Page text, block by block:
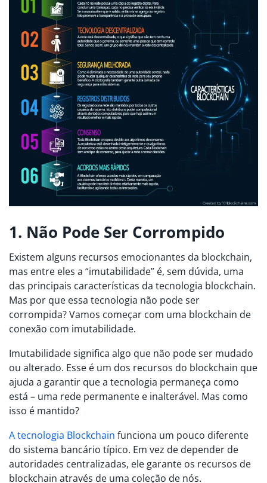
1. Não Pode Ser Corrompido
Existem alguns recursos emocionantes da blockchain,
mas entre eles a “imutabilidade” é, sem dúvida, uma
das principais características da tecnologia blockchain.
Mas por que essa tecnologia não pode ser
corrompida? Vamos começar com uma blockchain de
conexão com imutabilidade.
Imutabilidade significa algo que não pode ser mudado
ou alterado. Esse é um dos recursos do blockchain que
ajuda a garantir que a tecnologia permaneça como
está – uma rede permanente e inalterável. Mas como
isso é mantido?
A tecnologia Blockchain funciona um pouco diferente
do sistema bancário típico. Em vez de depender de
autoridades centralizadas, ele garante os recursos de
blockchain através de uma coleção de nós.